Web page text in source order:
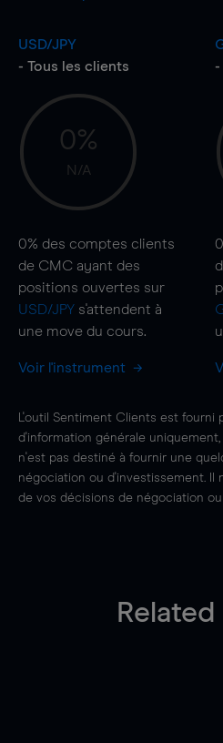
USD/JPY
- Tous les clients
0%
N/A
0% des comptes clients
de CMC ayant des
positions ouvertes sur
USD/JPY s'attendent à
une move du cours.
Voir l'instrument
-
L'outil Sentiment Clients est fourni
d'information générale
n'est pas destiné à fournir une
négociation ou d'investissement. Il
de vos décisions de négociation